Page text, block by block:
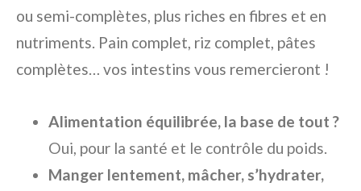
ou semi-complètes, plus riches en fibres et en
nutriments. Pain complet, riz complet, pâtes
complètes… vos intestins vous remercieront !
Alimentation équilibrée, la base de tout ?
Oui, pour la santé et le contrôle du poids.
Manger lentement, mâcher, s’hydrater,